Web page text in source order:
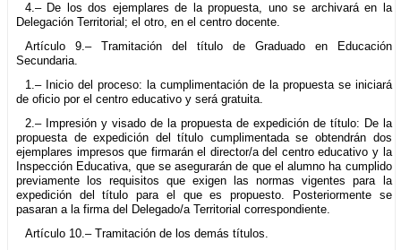
4.– De los dos ejemplares de la propuesta, uno se archivará en la
Delegación Territorial; el otro, en el centro docente.
Artículo 9.– Tramitación del título de Graduado en Educación
Secundaria.
1.– Inicio del proceso: la cumplimentación de la propuesta se iniciará
de oficio por el centro educativo y será gratuita.
2.– Impresión y visado de la propuesta de expedición de título: De la
propuesta de expedición del título cumplimentada se obtendrán dos
ejemplares impresos que firmarán el director/a del centro educativo y la
Inspección Educativa, que se asegurarán de que el alumno ha cumplido
previamente los requisitos que exigen las normas vigentes para la
expedición del título para el que es propuesto. Posteriormente se
pasaran a la firma del Delegado/a Territorial correspondiente.
Artículo 10.– Tramitación de los demás títulos.